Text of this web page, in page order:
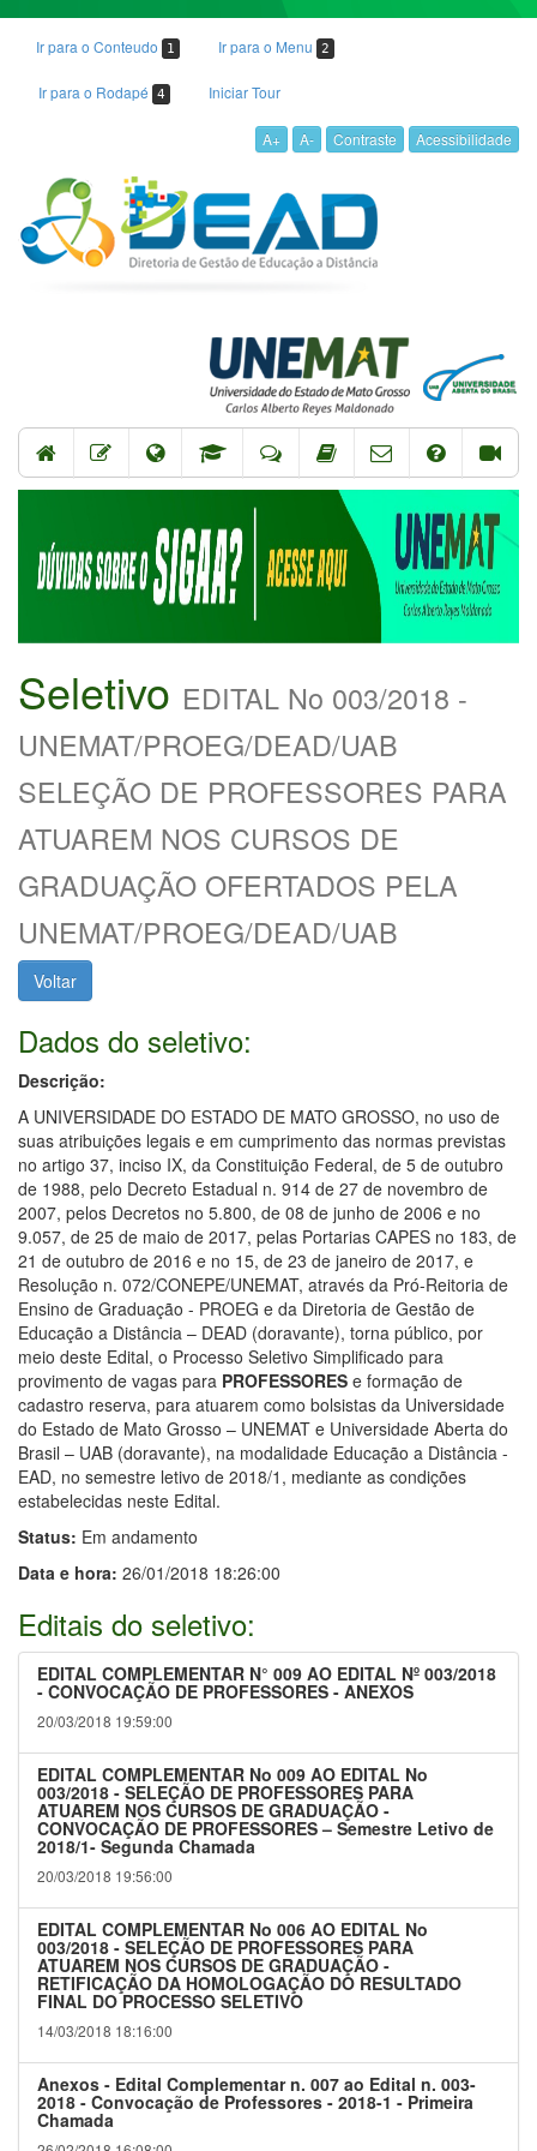
Ir para o Conteudo 1 Ir para o Menu 2
Ir para o Rodapé 4 Iniciar Tour
A+ A- Contraste Acessibilidade
Seletivo EDITAL No 003/2018 -
UNEMAT/PROEG/DEAD/UAB
SELEÇÃO DE PROFESSORES PARA
ATUAREM NOS CURSOS DE
GRADUAÇÃO OFERTADOS PELA
UNEMAT/PROEG/DEAD/UAB
Voltar
Dados do seletivo:
Descrição:
A UNIVERSIDADE DO ESTADO DE MATO GROSSO, no uso de
suas atribuições legais e em cumprimento das normas previstas
no artigo 37, inciso IX, da Constituição Federal, de 5 de outubro
de 1988, pelo Decreto Estadual n. 914 de 27 de novembro de
2007, pelos Decretos no 5.800, de 08 de junho de 2006 e no
9.057, de 25 de maio de 2017, pelas Portarias CAPES no 183, de
21 de outubro de 2016 e no 15, de 23 de janeiro de 2017, e
Resolução n. 072/CONEPE/UNEMAT, através da Pró-Reitoria de
Ensino de Graduação - PROEG e da Diretoria de Gestão de
Educação a Distância – DEAD (doravante), torna público, por
meio deste Edital, o Processo Seletivo Simplificado para
provimento de vagas para PROFESSORES e formação de
cadastro reserva, para atuarem como bolsistas da Universidade
do Estado de Mato Grosso – UNEMAT e Universidade Aberta do
Brasil – UAB (doravante), na modalidade Educação a Distância -
EAD, no semestre letivo de 2018/1, mediante as condições
estabelecidas neste Edital.
Status: Em andamento
Data e hora: 26/01/2018 18:26:00
Editais do seletivo:
EDITAL COMPLEMENTAR N° 009 AO EDITAL Nº 003/2018
- CONVOCAÇÃO DE PROFESSORES - ANEXOS
20/03/2018 19:59:00
EDITAL COMPLEMENTAR No 009 AO EDITAL No
003/2018 - SELEÇÃO DE PROFESSORES PARA
ATUAREM NOS CURSOS DE GRADUAÇÃO -
CONVOCAÇÃO DE PROFESSORES – Semestre Letivo de
2018/1- Segunda Chamada
20/03/2018 19:56:00
EDITAL COMPLEMENTAR No 006 AO EDITAL No
003/2018 - SELEÇÃO DE PROFESSORES PARA
ATUAREM NOS CURSOS DE GRADUAÇÃO -
RETIFICAÇÃO DA HOMOLOGAÇÃO DO RESULTADO
FINAL DO PROCESSO SELETIVO
14/03/2018 18:16:00
Anexos - Edital Complementar n. 007 ao Edital n. 003-
2018 - Convocação de Professores - 2018-1 - Primeira
Chamada